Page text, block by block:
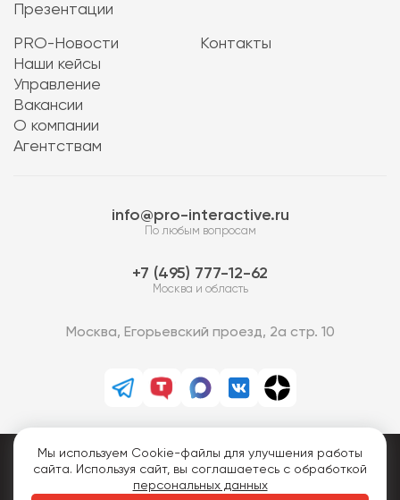
Презентации
PRO-Новости
Наши кейсы
Управление
Вакансии
О компании
Агентствам
Контакты
info@pro-interactive.ru
По любым вопросам
7 (495) 777-12-62
Москва и область
Москва, Егорьевский проезд, 2а стр. 10
PRO-Интерактив © 2013-2026.
Все права защищены.
Мы используем Cookie-файлы для улучшения работы
сайта. Используя сайт, вы соглашаетесь с обработкой
персональных данных